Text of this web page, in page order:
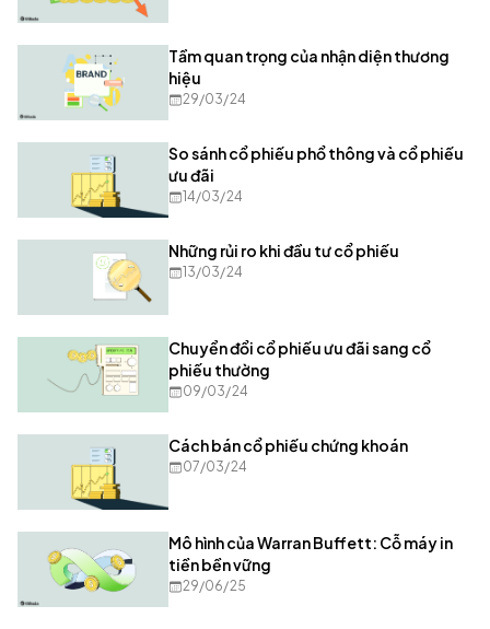
Tầm quan trọng của nhận diện thương
hiệu
29/03/24
So sánh cổ phiếu phổ thông và cổ phiếu
ưu đãi
14/03/24
Những rủi ro khi đầu tư cổ phiếu
13/03/24
Chuyển đổi cổ phiếu ưu đãi sang cổ
phiếu thường
09/03/24
Cách bán cổ phiếu chứng khoán
07/03/24
Mô hình của Warran Buffett: Cỗ máy in
tiền bền vững
29/06/25